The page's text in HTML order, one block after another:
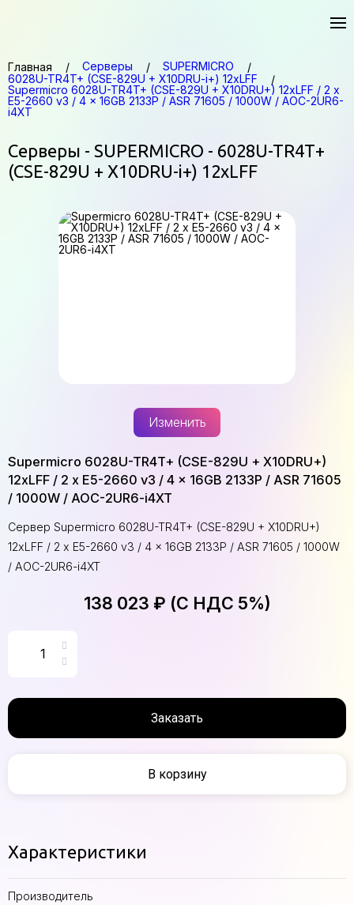
Главная Серверы
SUPERMICRO
6028U-TR4T+ (CSE-829U + X10DRU-i+) 12xLFF
Supermicro 6028U-TR4T+ (CSE-829U + X10DRU+) 12xLFF / 2 x
E5-2660 v3 / 4 x 16GB 2133P / ASR 71605 / 1000W / AOC-2UR6-
i4XT
Серверы - SUPERMICRO - 6028U-TR4T+
(CSE-829U + X10DRU-i+) 12xLFF
Изменить
Supermicro 6028U-TR4T+ (CSE-829U + X10DRU+)
12xLFF / 2 x E5-2660 v3 / 4 x 16GB 2133P / ASR 71605
/ 1000W / AOC-2UR6-i4XT
Сервер Supermicro 6028U-TR4T+ (CSE-829U + X10DRU+)
12xLFF / 2 x E5-2660 v3 / 4 x 16GB 2133P / ASR 71605 / 1000W
/ AOC-2UR6-i4XT
138 023 ₽ (С НДС 5%)
Заказать
В корзину
Характеристики
Производитель